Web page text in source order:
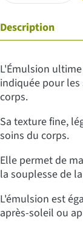
Description
L'Émulsion
indiquée pour
corps.
Sa texture fine,
soins du corps.
Elle permet de
la souplesse de
L'émulsion est
après-soleil ou